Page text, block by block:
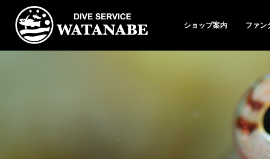
ショップ案内 ファン